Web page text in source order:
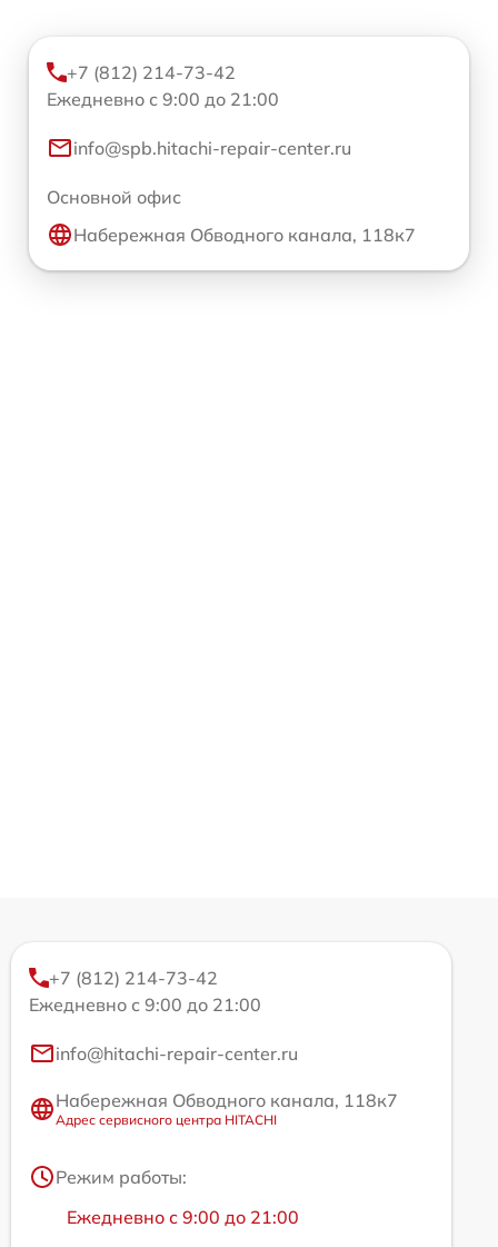
+7 (812) 214-73-42
Ежедневно с 9:00 до 21:00
info@spb.hitachi-repair-center.ru
Основной офис
Набережная Обводного канала, 118к7
+7 (812) 214-73-42
Ежедневно с 9:00 до 21:00
info@hitachi-repair-center.ru
Набережная Обводного канала, 118к7
Адрес сервисного центра HITACHI
Режим работы:
Ежедневно с 9:00 до 21:00